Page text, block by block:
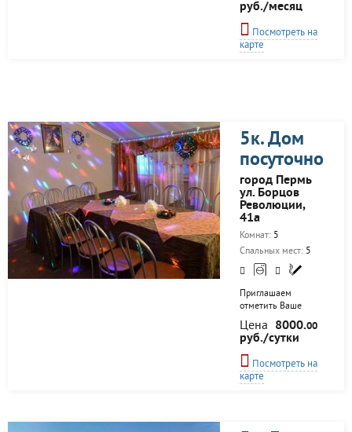
современном 19-ти
этажном доме.
Мебелированная
квартира посуточно
комфортабельная
кровать и
раскладной
двуспальный
кожанный диван!
Wifi и кабельное
Стиральная машина
и утюг. Вся посуда,
кухонная...
руб./месяц
Посмотреть на
карте
5к. Дом
посуточно
город Пермь
ул. Борцов
Революции,
41а
Комнат: 5
Спальных мест: 5
Приглашаем
отметить Ваше
торжество - в нашем
Гостевом Доме! У
Вас, останутся
приятные,
незабываемые
впечатления от
Цена 8000.00
руб./сутки
Посмотреть на
карте